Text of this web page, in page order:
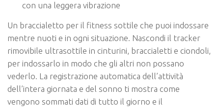
con una leggera vibrazione
Un braccialetto per il fitness sottile che puoi indossare
mentre nuoti e in ogni situazione. Nascondi il tracker
rimovibile ultrasottile in cinturini, braccialetti e ciondoli,
per indossarlo in modo che gli altri non possano
vederlo. La registrazione automatica dell’attività
dell’intera giornata e del sonno ti mostra come
vengono sommati dati di tutto il giorno e il